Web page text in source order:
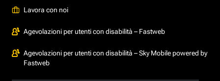
Lavora con noi
Agevolazioni per utenti con disabilità – Fastweb
Agevolazioni per utenti con disabilità – Sky Mobile powered by
Fastweb